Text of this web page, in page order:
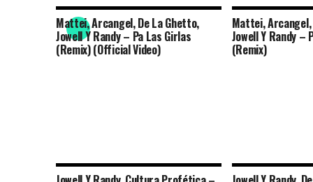
Mattei, Arcangel, De La Ghetto,
Jowell Y Randy – Pa Las Girlas
(Remix) (Official Video)
Mattei,
Jowell Y Randy –
(Remix)